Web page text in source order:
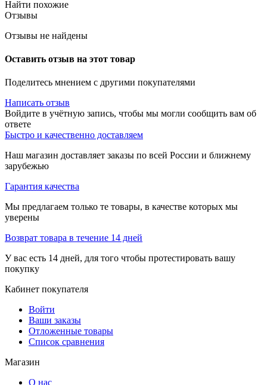
Найти похожие
Отзывы
Отзывы не найдены
Оставить отзыв на этот товар
Поделитесь мнением с другими покупателями
Написать отзыв
Войдите в учётную запись, чтобы мы могли сообщить вам об
ответе
Быстро и качественно доставляем
Наш магазин доставляет заказы по всей России и ближнему
зарубежью
Гарантия качества
Мы предлагаем только те товары, в качестве которых мы
уверены
Возврат товара в течение 14 дней
У вас есть 14 дней, для того чтобы протестировать вашу
покупку
Кабинет покупателя
Войти
Ваши заказы
Отложенные товары
Список сравнения
Магазин
О нас